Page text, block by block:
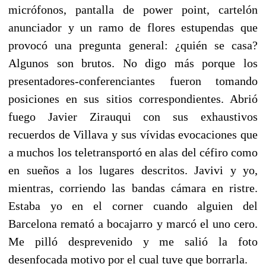
micrófonos, pantalla de power point, cartelón
anunciador y un ramo de flores estupendas que
provocó una pregunta general: ¿quién se casa?
Algunos son brutos. No digo más porque los
presentadores-conferenciantes fueron tomando
posiciones en sus sitios correspondientes. Abrió
fuego Javier Zirauqui con sus exhaustivos
recuerdos de Villava y sus vívidas evocaciones que
a muchos los teletransportó en alas del céfiro como
en sueños a los lugares descritos. Javivi y yo,
mientras, corriendo las bandas cámara en ristre.
Estaba yo en el corner cuando alguien del
Barcelona remató a bocajarro y marcó el uno cero.
Me pilló desprevenido y me salió la foto
desenfocada motivo por el cual tuve que borrarla.